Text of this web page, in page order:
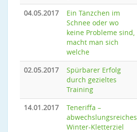
04.05.2017
Ein Tänzchen im
Schnee oder wo
keine Probleme sind,
macht man sich
welche
02.05.2017
Spürbarer Erfolg
durch gezieltes
Training
14.01.2017
Teneriffa –
abwechslungsreiches
Winter-Kletterziel